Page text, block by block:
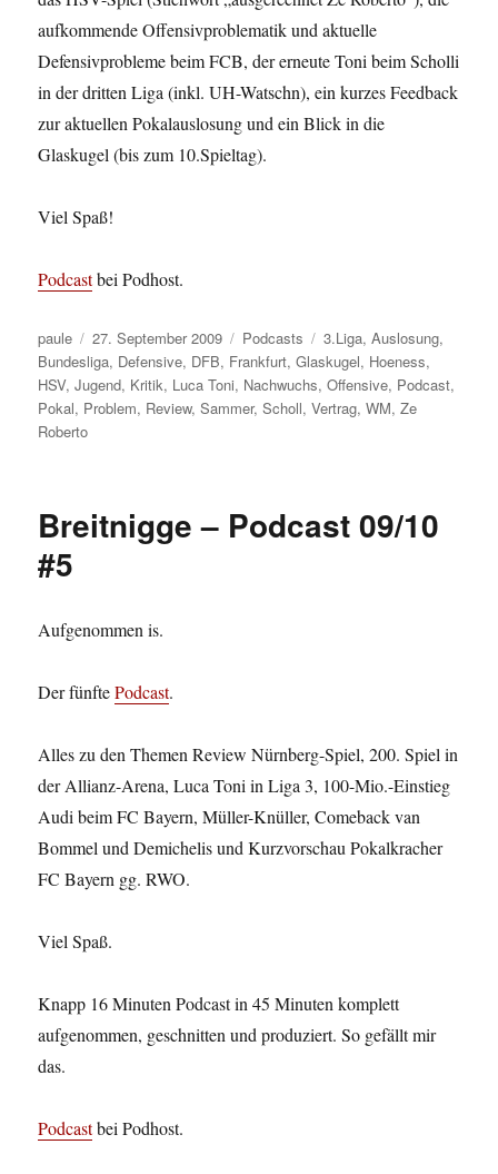
aufkommende Offensivproblematik und aktuelle
Defensivprobleme beim FCB, der erneute Toni beim Scholli
in der dritten Liga (inkl. UH-Watschn), ein kurzes Feedback
zur aktuellen Pokalauslosung und ein Blick in die
Glaskugel (bis zum 10.Spieltag).
Viel Spaß!
Podcastbei Podhost.
Autor
paule
Veröffentlicht
am
27. September 2009 Kategorien
Podcasts Schlagwörter
3.Liga,Auslosung,
Bundesliga, Defensive, DFB, Frankfurt,Glaskugel, Hoeness,
HSV,Jugend, Kritik, Luca Toni, Nachwuchs,Offensive, Podcast,
Pokal, Problem, Review,Sammer,Scholl,Vertrag,WM,Ze
Roberto
Breitnigge – Podcast 09/10
#5
Aufgenommen is.
Der fünftePodcast.
Alles zu den Themen Review Nürnberg-Spiel, 200. Spiel in
der Allianz-Arena, Luca Toni in Liga 3, 100-Mio.-Einstieg
Audi beim FC Bayern, Müller-Knüller, Comeback van
Bommel und Demichelis und Kurzvorschau Pokalkracher
FC Bayern gg. RWO.
Viel Spaß.
Knapp 16 Minuten Podcast in 45 Minuten komplett
aufgenommen, geschnitten und produziert. So gefällt mir
das.
Podcastbei Podhost.